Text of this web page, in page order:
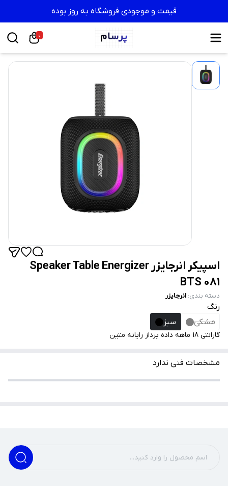
قیمت و موجودی فروشگاه به روز بوده
0
اسپیکر انرجایزر Speaker Table Energizer
BTS 081
دسته بندی: انرجایزر
رنگ
مشکی
سبز
گارانتی 18 ماهه داده پرداز رایانه متین
مشخصات فنی ندارد